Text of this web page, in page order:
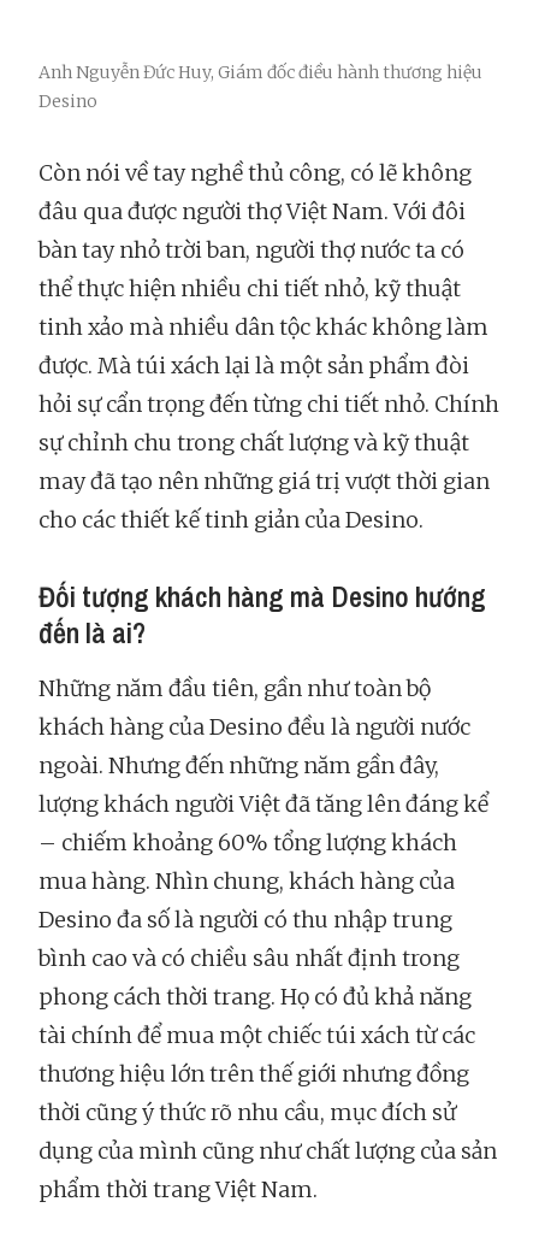
Anh Nguyễn Đức Huy, Giám đốc điều hành thương hiệu
Desino
Còn nói về tay nghề thủ công, có lẽ không
đâu qua được người thợ Việt Nam. Với đôi
bàn tay nhỏ trời ban, người thợ nước ta có
thể thực hiện nhiều chi tiết nhỏ, kỹ thuật
tinh xảo mà nhiều dân tộc khác không làm
được. Mà túi xách lại là một sản phẩm đòi
hỏi sự cẩn trọng đến từng chi tiết nhỏ. Chính
sự chỉnh chu trong chất lượng và kỹ thuật
may đã tạo nên những giá trị vượt thời gian
cho các thiết kế tinh giản của Desino.
Đối tượng khách hàng mà Desino hướng
đến là ai?
Những năm đầu tiên, gần như toàn bộ
khách hàng của Desino đều là người nước
ngoài. Nhưng đến những năm gần đây,
lượng khách người Việt đã tăng lên đáng kể
– chiếm khoảng 60% tổng lượng khách
mua hàng. Nhìn chung, khách hàng của
Desino đa số là người có thu nhập trung
bình cao và có chiều sâu nhất định trong
phong cách thời trang. Họ có đủ khả năng
tài chính để mua một chiếc túi xách từ các
thương hiệu lớn trên thế giới nhưng đồng
thời cũng ý thức rõ nhu cầu, mục đích sử
dụng của mình cũng như chất lượng của sản
phẩm thời trang Việt Nam.